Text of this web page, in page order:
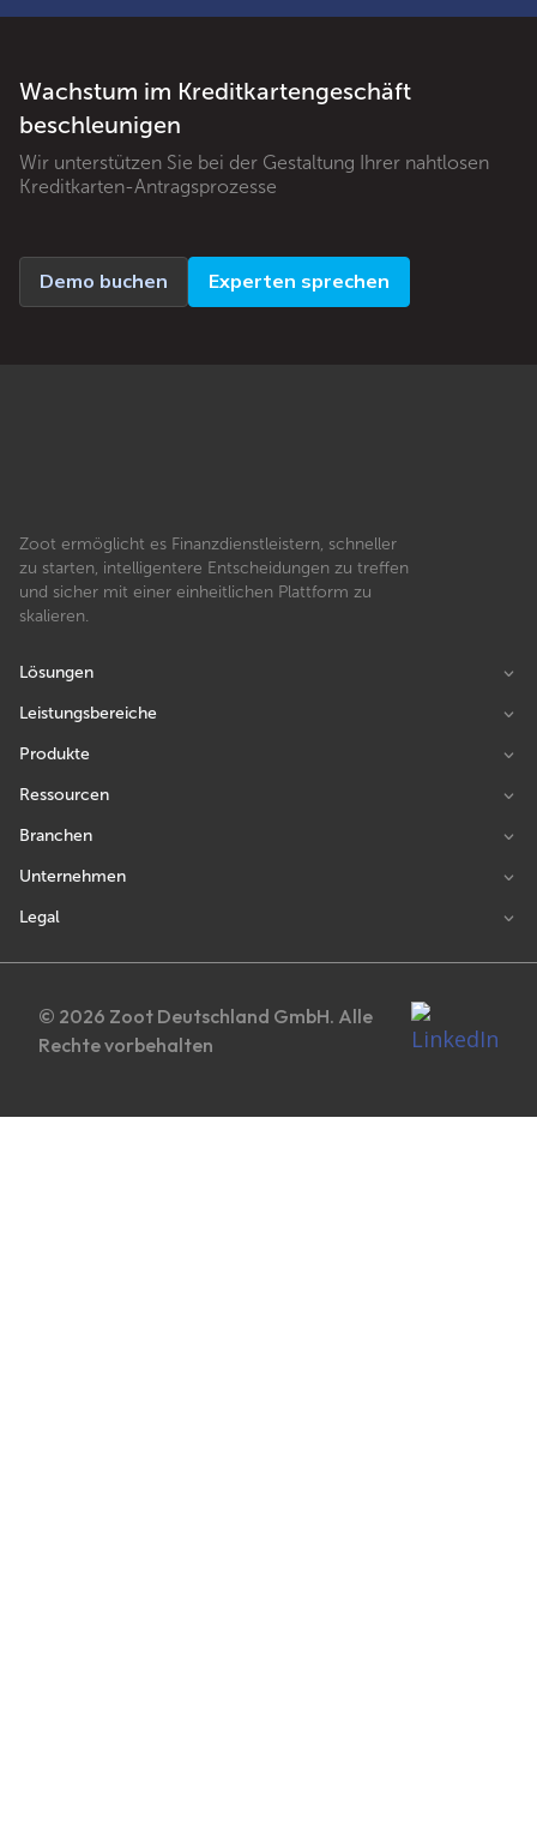
Wachstum im Kreditkartengeschäft
beschleunigen
Wir unterstützen Sie bei der Gestaltung Ihrer nahtlosen
Kreditkarten-Antragsprozesse
Demo buchen Experten sprechen
Zoot ermöglicht es Finanzdienstleistern, schneller
zu starten, intelligentere Entscheidungen zu treffen
und sicher mit einer einheitlichen Plattform zu
skalieren.
Lösungen
Leistungsbereiche
Produkte
Ressourcen
Branchen
Unternehmen
Legal
© 2026 Zoot Deutschland GmbH. Alle
Rechte vorbehalten